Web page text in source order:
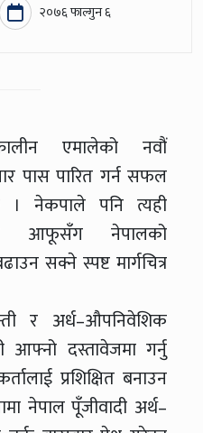
२०७६ फाल्गुन ६
एमालेको नवौं
पास पारित गर्न सफल
। नेकपाले पनि त्यही
आफूसँग नेपालको
सक्ने स्पष्ट मार्गचित्र
र अर्ध–औपनिवेशिक
दस्तावेजमा गर्नु
प्रशिक्षित बनाउन
नेपाल पूँजीवादी अर्थ–